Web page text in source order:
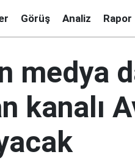
Görüş Analiz Rapor
medya
kanalı